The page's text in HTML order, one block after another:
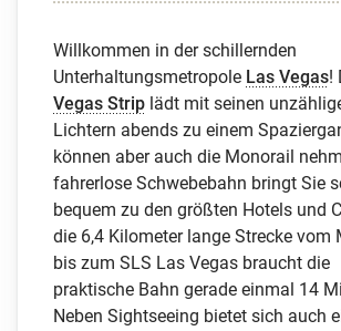
Willkommen in der schillernden
Unterhaltungsmetropole Las Vegas!
Vegas Strip lädt mit seinen
Lichtern abends zu einem
können aber auch die Monorail
fahrerlose Schwebebahn bringt Sie
bequem zu den größten Hotels und
die 6,4 Kilometer lange Strecke vom
bis zum SLS Las Vegas braucht die
praktische Bahn gerade einmal 14
Neben Sightseeing bietet sich auch